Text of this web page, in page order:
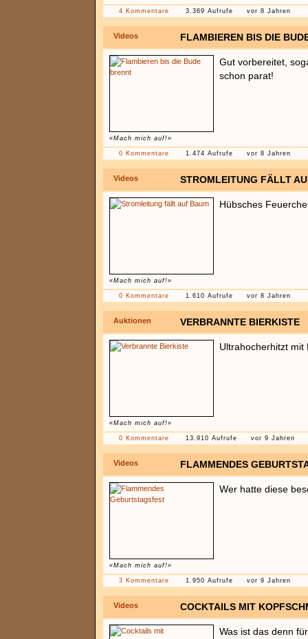
4 Kommentare 3.369 Aufrufe vor 8 Jahren
Videos FLAMBIEREN BIS DIE
«Mach mich auf!»
Gut vorbereitet,
schon parat!
0 Kommentare 1.474 Aufrufe vor 8 Jahren
Videos STROMLEITUNG FÄLLT
«Mach mich auf!»
Hübsches
0 Kommentare 1.610 Aufrufe vor 8 Jahren
Auktionen VERBRANNTE BIERKISTE
«Mach mich auf!»
Ultrahocherhitzt mit
0 Kommentare 13.910 Aufrufe vor 9 Jahren
Videos FLAMMENDES
«Mach mich auf!»
Wer hatte diese
3 Kommentare 1.950 Aufrufe vor 9 Jahren
Videos COCKTAILS MIT
Was ist das denn